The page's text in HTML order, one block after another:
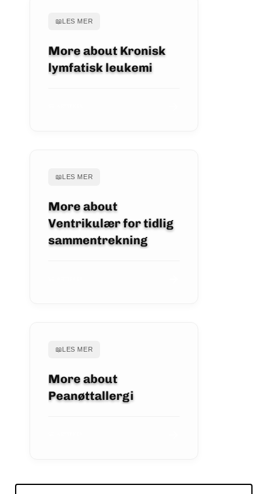
📖LES MER
More about Kronisk
lymfatisk leukemi
📖LES MER
More about
Ventrikulær for tidlig
sammentrekning
📖LES MER
More about
Peanøttallergi